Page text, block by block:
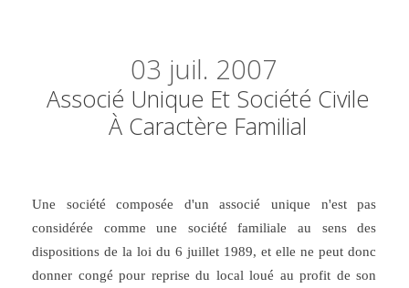
03 juil. 2007
Associé Unique Et Société Civile
À Caractère Familial
Une société composée d'un associé unique n'est pas
considérée comme une société familiale au sens des
dispositions de la loi du 6 juillet 1989, et elle ne peut donc
donner congé pour reprise du local loué au profit de son